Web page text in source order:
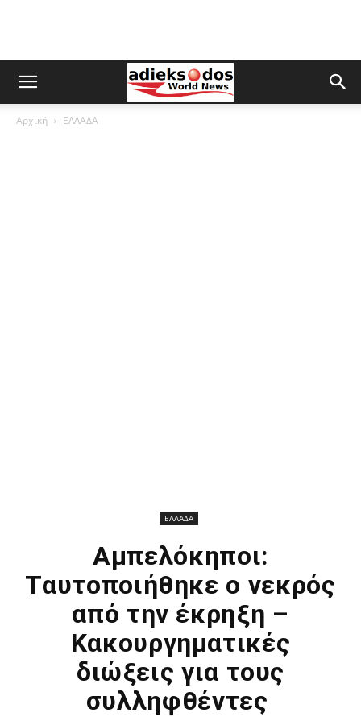
Αρχική ΕΛΛΑΔΑ
ΕΛΛΑΔΑ
Αμπελόκηποι:
Ταυτοποιήθηκε ο νεκρός
από την έκρηξη –
Κακουργηματικές
διώξεις για τους
συλληφθέντες